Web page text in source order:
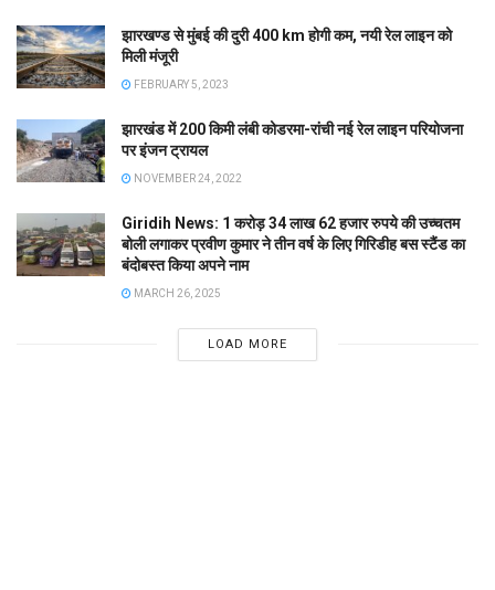
झारखण्ड से मुंबई की दुरी 400 km होगी कम, नयी रेल लाइन को
मिली मंजूरी
FEBRUARY 5, 2023
झारखंड में 200 किमी लंबी कोडरमा-रांची नई रेल लाइन परियोजना
पर इंजन ट्रायल
NOVEMBER 24, 2022
Giridih News: 1 करोड़ 34 लाख 62 हजार रुपये की उच्चतम
बोली लगाकर प्रवीण कुमार ने तीन वर्ष के लिए गिरिडीह बस स्टैंड का
बंदोबस्त किया अपने नाम
MARCH 26, 2025
LOAD MORE